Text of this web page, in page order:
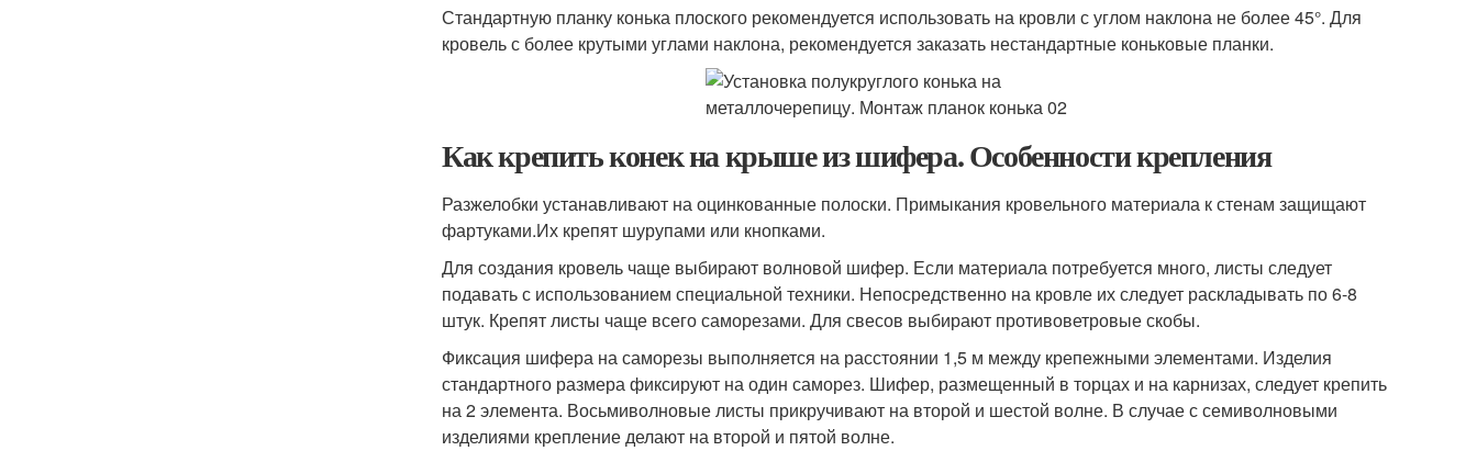
Стандартную планку конька плоского рекомендуется использовать на кровли с углом наклона не более 45°. Для
кровель с более крутыми углами наклона, рекомендуется заказать нестандартные коньковые планки.
Как крепить конек на крыше из шифера. Особенности крепления
Разжелобки устанавливают на оцинкованные полоски. Примыкания кровельного материала к стенам защищают
фартуками.Их крепят шурупами или кнопками.
Для создания кровель чаще выбирают волновой шифер. Если материала потребуется много, листы следует
подавать с использованием специальной техники. Непосредственно на кровле их следует раскладывать по 6-8
штук. Крепят листы чаще всего саморезами. Для свесов выбирают противоветровые скобы.
Фиксация шифера на саморезы выполняется на расстоянии 1,5 м между крепежными элементами. Изделия
стандартного размера фиксируют на один саморез. Шифер, размещенный в торцах и на карнизах, следует крепить
на 2 элемента. Восьмиволновые листы прикручивают на второй и шестой волне. В случае с семиволновыми
изделиями крепление делают на второй и пятой волне.